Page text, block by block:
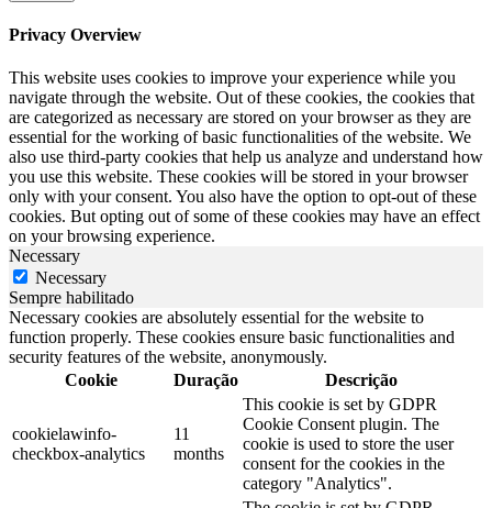
Privacy Overview
This website uses cookies to improve your experience while you
navigate through the website. Out of these cookies, the cookies that
are categorized as necessary are stored on your browser as they are
essential for the working of basic functionalities of the website. We
also use third-party cookies that help us analyze and understand how
you use this website. These cookies will be stored in your browser
only with your consent. You also have the option to opt-out of these
cookies. But opting out of some of these cookies may have an effect
on your browsing experience.
Necessary
Necessary
Sempre habilitado
Necessary cookies are absolutely essential for the website to
function properly. These cookies ensure basic functionalities and
security features of the website, anonymously.
Cookie
Duração Descrição
cookielawinfo-
checkbox-analytics
11
months
This cookie is set by GDPR
Cookie Consent plugin. The
cookie is used to store the user
consent for the cookies in the
category "Analytics".